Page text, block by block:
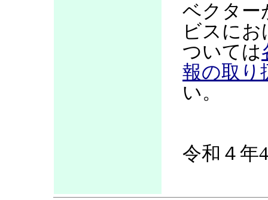
ベクター
ビスに
ついては
報の取り
い。
令和４年